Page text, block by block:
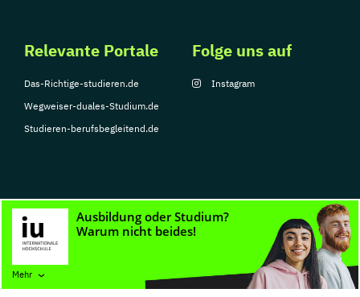
Mehr
Relevante Portale
Das-Richtige-studieren.de
Wegweiser-duales-Studium.de
Studieren-berufsbegleitend.de
Folge uns auf
Instagram
© Copyright 2026, TarGroup Media GmbH
Nutzungsbedingungen